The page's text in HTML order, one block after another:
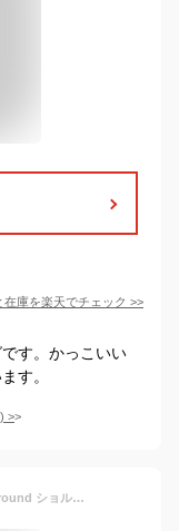
在庫を楽天でチェック >>
す。かっこいい
す。
>
レビュー投稿で90日延長保証!!Ocean＆Ground ショルダーバッグ MULTI CRAZY[キッズ・ベビー]通園バッグ ショルダーBAG 幼稚園バッグ 斜め掛け 子供用 男の子 女の子 入園準備 入園 幼稚園 保育園 おしゃれ カラフル オーシャンアンドグラウンド 4645001 メール便送料無料